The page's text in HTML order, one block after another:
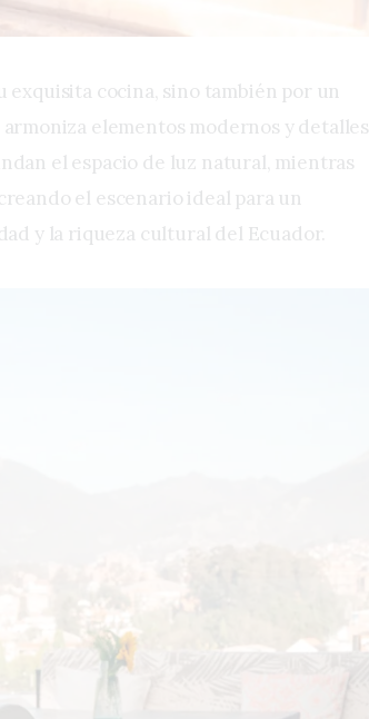
cocina, sino también por un
elementos modernos y detalles
el espacio de luz natural, mientras
el escenario ideal para un
y la riqueza cultural del Ecuador.